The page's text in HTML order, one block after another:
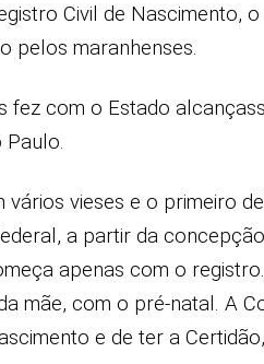
Civil de Nascimento,
pelos maranhenses.
com o Estado
Paulo.
vieses e o primeiro
a partir da
apenas com o
mãe, com o pré-natal. A
e de ter a